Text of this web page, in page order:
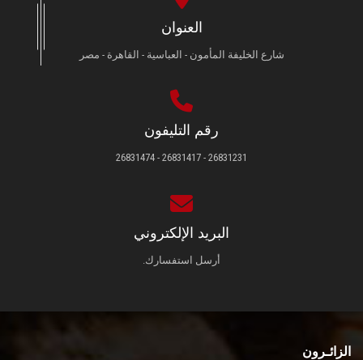
العنوان
شارع الخليفة المأمون - العباسية - القاهرة - مصر
رقم التليفون
26831231 - 26831417 - 26831474
البريد الإلكتروني
أرسل استفسارك.
الزائـرون